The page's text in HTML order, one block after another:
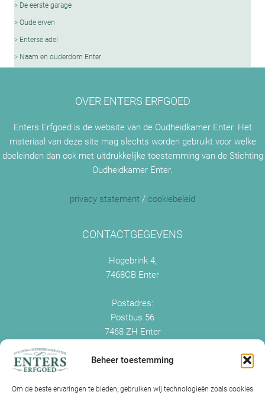
Beheer toestemming
Om de beste ervaringen te bieden, gebruiken wij technologieën zoals cookies
De eerste garage
Oude erven
Enterse adel
Naam en ouderdom Enter
OVER ENTERS ERFGOED
Enters Erfgoed is de website van de Oudheidkamer Enter. Het
materiaal van deze site mag slechts worden gebruikt voor welke
doeleinden dan ook met uitdrukkelijke toestemming van de Stichting
Oudheidkamer Enter.
privacy statement / cookiebeleid
CONTACTGEGEVENS
Hogebrink 4,
7468CB Enter
Postadres:
Postbus 56
7468 ZH Enter
info@enterserfgoed.nl